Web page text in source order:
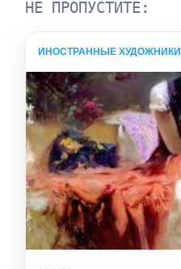
НЕ ПРОПУСТИТЕ:
ИНОСТРАННЫЕ ХУДОЖНИКИ